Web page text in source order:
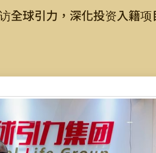
全球引力，深化投资入籍项